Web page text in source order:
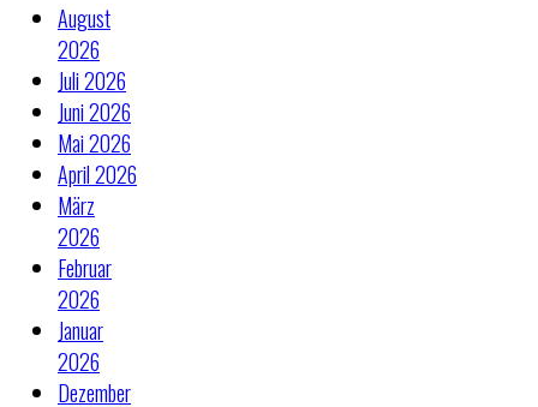
August
2026
Juli 2026
Juni 2026
Mai 2026
April 2026
März
2026
Februar
2026
Januar
2026
Dezember